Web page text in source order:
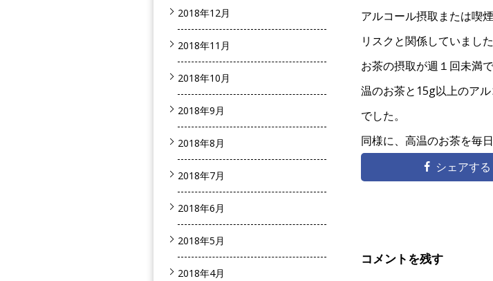
アルコール摂取または喫
リスクと関係していました
お茶の摂取が週１回未満
温のお茶と15g以上のア
でした。
同様に、高温のお茶を毎
シェアする
コメントを残す
2018年12月
2018年11月
2018年10月
2018年9月
2018年8月
2018年7月
2018年6月
2018年5月
2018年4月